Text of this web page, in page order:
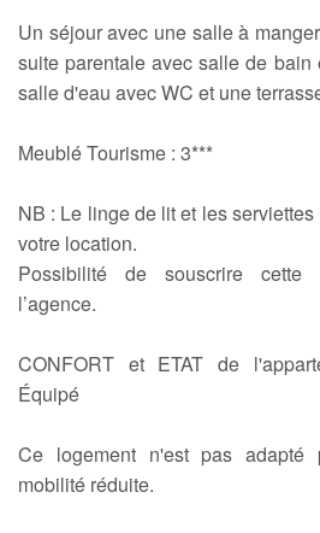
Un séjour avec une salle à
suite parentale avec salle de
salle d'eau avec WC et une
Meublé Tourisme : 3***
NB : Le linge de lit et les
votre location.
Possibilité de souscrire cette
l’agence.
CONFORT et ETAT de
Équipé
Ce logement n'est pas adapté
mobilité réduite.